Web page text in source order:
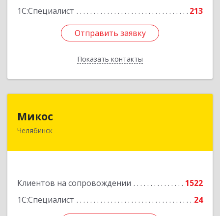
1С:Специалист
213
Отправить заявку
Показать контакты
Отправить заявку
Назад
Микос
Челябинск
Клиентов на сопровождении
1522
1С:Специалист
24